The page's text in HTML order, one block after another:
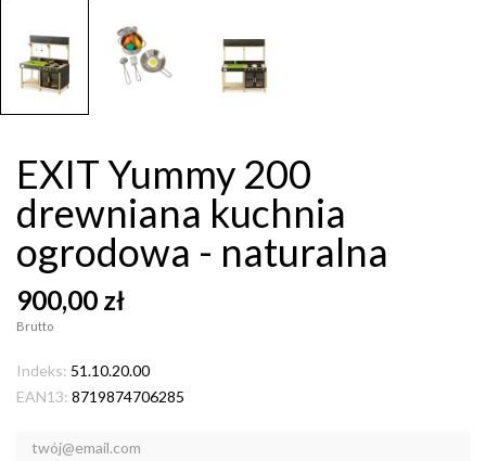
EXIT Yummy 200
drewniana kuchnia
ogrodowa - naturalna
900,00 zł
Brutto
Indeks: 51.10.20.00
EAN13: 8719874706285